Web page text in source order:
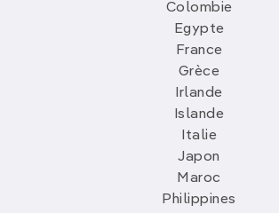
Colombie
Egypte
France
Grèce
Irlande
Islande
Italie
Japon
Maroc
Philippines